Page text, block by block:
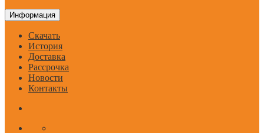
Информация
Скачать
История
Доставка
Рассрочка
Новости
Контакты